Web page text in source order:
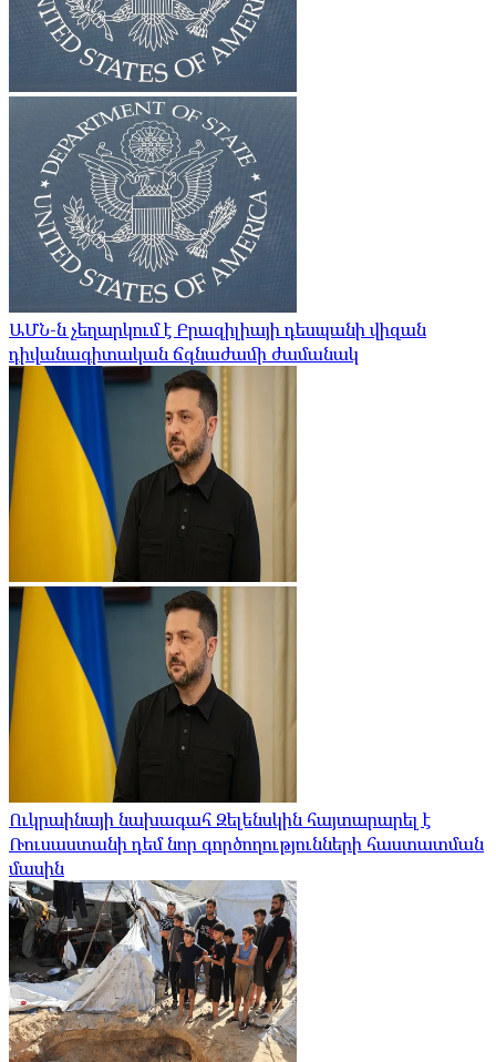
ԱՄՆ-ն չեղարկում է Բրազիլիայի դեսպանի վիզան
դիվանագիտական ​​ճգնաժամի ժամանակ
Ուկրաինայի նախագահ Զելենսկին հայտարարել է
Ռուսաստանի դեմ նոր գործողությունների հաստատման
մասին